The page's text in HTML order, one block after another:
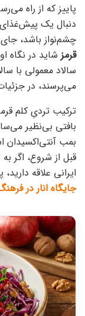
پاییز که از راه
دنبال یک
چشم‌نواز باشد،
قرمز شاید در نگاه
سالاد معمولی با
می‌پرسند، در
ترکیب تردیِ کلم
بافتی بی‌نظیر
بمب آنتی‌اکسیدان
قبل از شروع، اگر
ایرانی علاقه
جایگاه انار در